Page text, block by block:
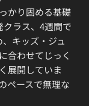
かり固める基礎
ラス、4週間で
キッズ・ジュ
合わせてじっく
展開していま
ペースで無理な